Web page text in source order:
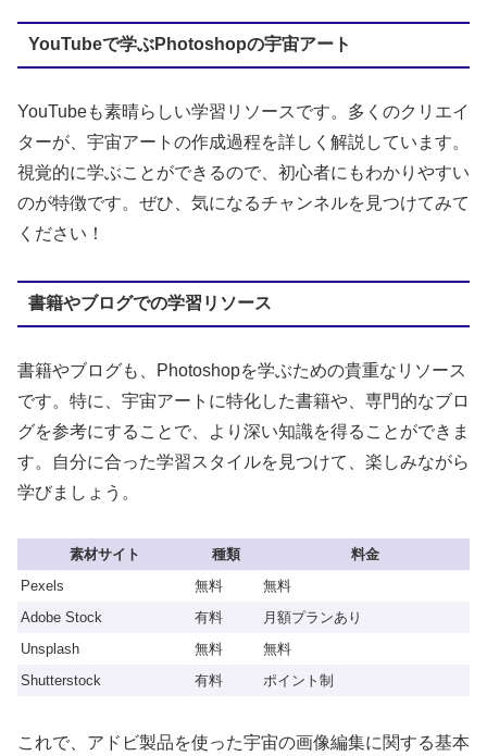
YouTubeで学ぶPhotoshopの宇宙アート
YouTubeも素晴らしい学習リソースです。多くのクリエイ
ターが、宇宙アートの作成過程を詳しく解説しています。
視覚的に学ぶことができるので、初心者にもわかりやすい
のが特徴です。ぜひ、気になるチャンネルを見つけてみて
ください！
書籍やブログでの学習リソース
書籍やブログも、Photoshopを学ぶための貴重なリソース
です。特に、宇宙アートに特化した書籍や、専門的なブロ
グを参考にすることで、より深い知識を得ることができま
す。自分に合った学習スタイルを見つけて、楽しみながら
学びましょう。
素材サイト 種類
料金
Pexels
無料
無料
Adobe Stock
有料
月額プランあり
Unsplash
無料
無料
Shutterstock
有料 ポイント制
これで、アドビ製品を使った宇宙の画像編集に関する基本